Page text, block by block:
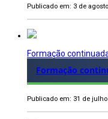
Publicado em: 3 de
Formação
Formação
Publicado em: 31 de